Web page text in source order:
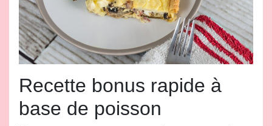
Recette bonus rapide à
base de poisson